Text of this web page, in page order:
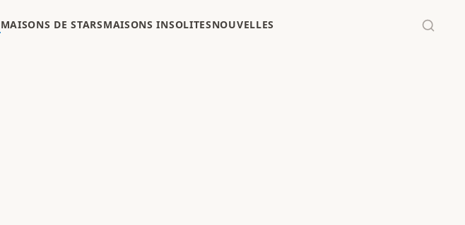
MAISONS DE STARSMAISONS INSOLITESNOUVELLES